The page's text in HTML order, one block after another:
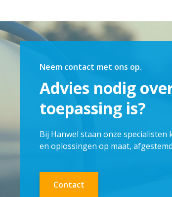
Neem contact met ons op.
Advies nodig
toepassing is?
Bij Hanwel staan onze
en oplossingen op maat,
Contact